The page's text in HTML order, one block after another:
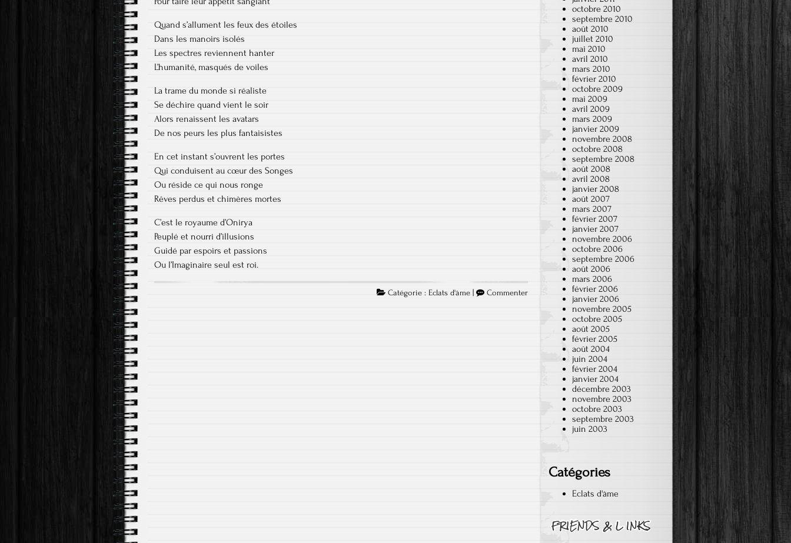
Quand s’allument les feux des étoiles
Dans les manoirs isolés
Les spectres reviennent hanter
L’humanité, masqués de voiles
La trame du monde si réaliste
Se déchire quand vient le soir
Alors renaissent les avatars
De nos peurs les plus fantaisistes
En cet instant s’ouvrent les portes
Qui conduisent au cœur des Songes
Ou réside ce qui nous ronge
Rêves perdus et chimères mortes
C’est le royaume d’Onirya
Peuplé et nourri d’illusions
Guidé par espoirs et passions
Ou l’Imaginaire seul est roi.
Catégorie : Eclats d'âme | Commenter
octobre 2010
septembre 2010
août 2010
juillet 2010
mai 2010
avril 2010
mars 2010
février 2010
octobre 2009
mai 2009
avril 2009
mars 2009
janvier 2009
novembre 2008
octobre 2008
septembre 2008
août 2008
avril 2008
janvier 2008
août 2007
mars 2007
février 2007
janvier 2007
novembre 2006
octobre 2006
septembre 2006
août 2006
mars 2006
février 2006
janvier 2006
novembre 2005
octobre 2005
août 2005
février 2005
août 2004
juin 2004
février 2004
janvier 2004
décembre 2003
novembre 2003
octobre 2003
septembre 2003
juin 2003
Catégories
Eclats d'âme